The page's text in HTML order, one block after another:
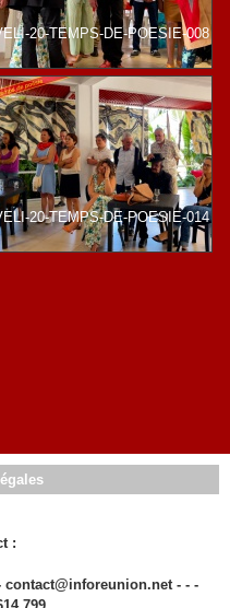
20-TEMPS-DE-POESIE-008
20-TEMPS-DE-POESIE-014
:
- - -